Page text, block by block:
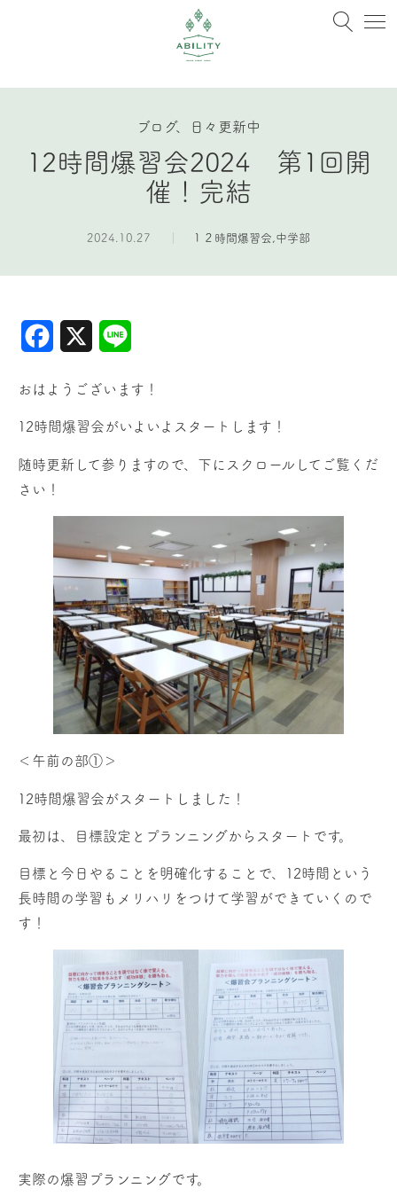
ブログ、日々更新中
12時間爆習会2024 第1回開
催！完結
2024.10.27 １２時間爆習会 ,中学部
Facebook
おはようございます！
12時間爆習会がいよいよスタートします！
随時更新して参りますので、下にスクロールしてご覧くだ
さい！
＜午前の部①＞
12時間爆習会がスタートしました！
最初は、目標設定とプランニングからスタートです。
目標と今日やることを明確化することで、12時間という
長時間の学習もメリハリをつけて学習ができていくので
す！
実際の爆習プランニングです。